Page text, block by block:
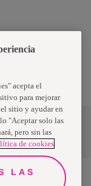
acepta el
para mejorar
sitio y ayudar en
"Aceptar solo las
pero sin las
de cookies
LAS